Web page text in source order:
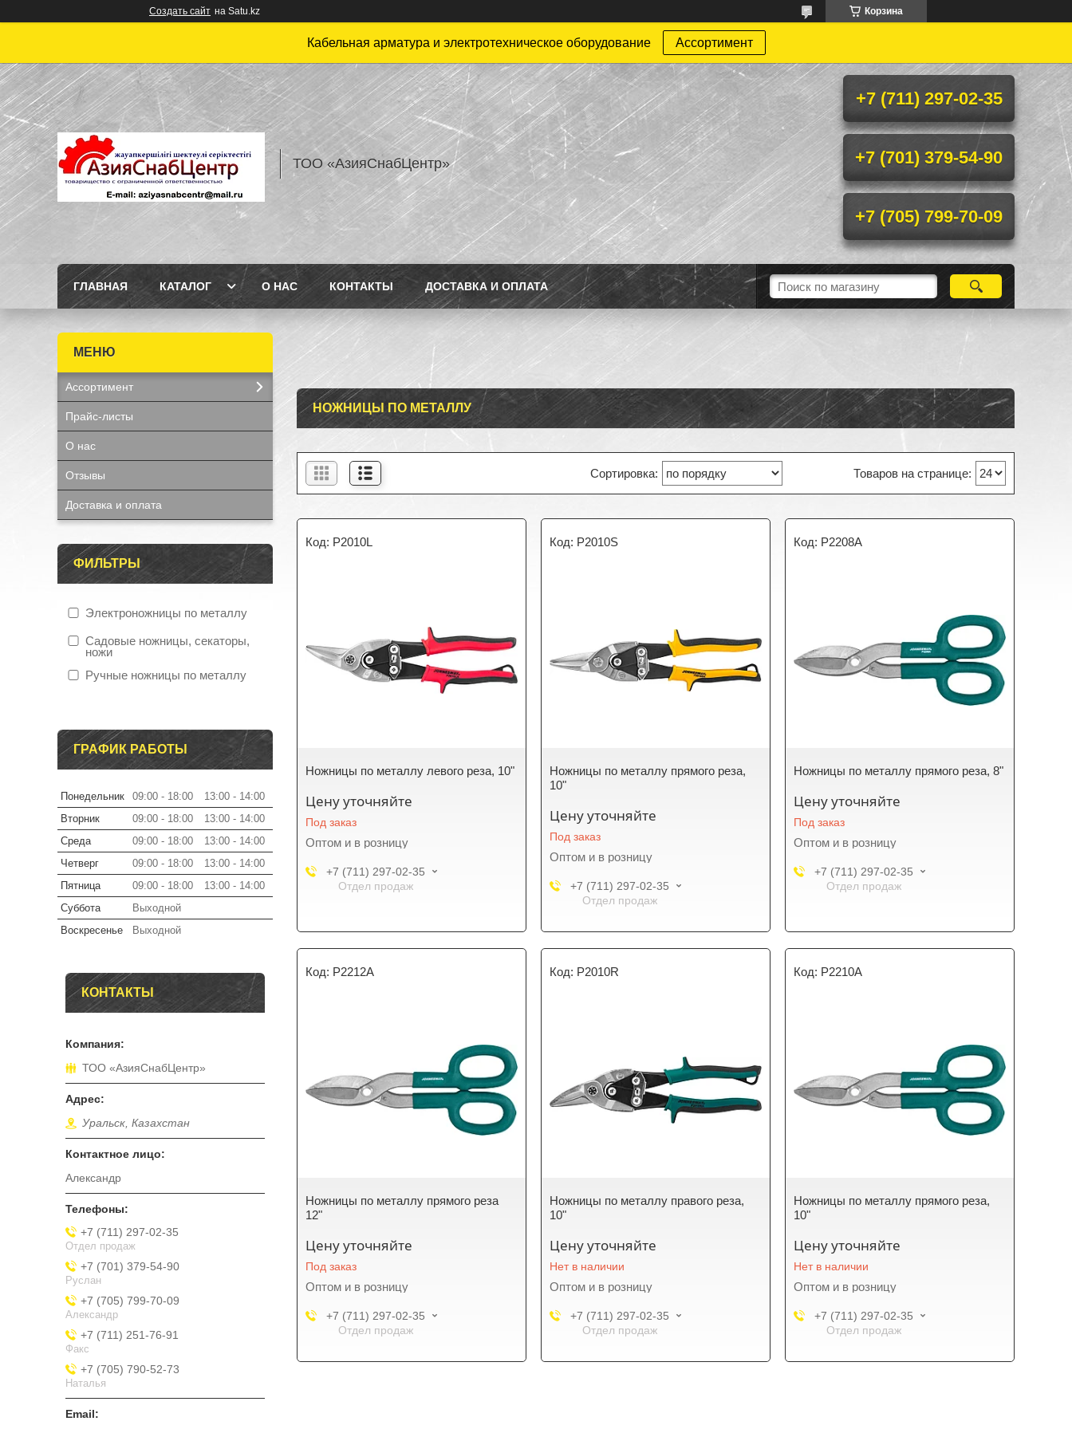
Создать сайт на Satu.kz Корзина
Кабельная арматура и электротехническое оборудование Ассортимент
ТОО «АзияСнабЦентр»
+7 (711) 297-02-35
+7 (701) 379-54-90
+7 (705) 799-70-09
ГЛАВНАЯ КАТАЛОГ О НАС КОНТАКТЫ ДОСТАВКА И ОПЛАТА
НОЖНИЦЫ ПО МЕТАЛЛУ
P2010L
Ножницы по металлу левого реза, 10"
Цену уточняйте
Под заказ
Оптом и в розницу
+7 (711) 297-02-35
Отдел продаж
P2010S
Ножницы по металлу прямого реза,
10"
Цену уточняйте
Под заказ
Оптом и в розницу
+7 (711) 297-02-35
Отдел продаж
P2208A
Ножницы по металлу прямого реза, 8"
Цену уточняйте
Под заказ
Оптом и в розницу
+7 (711) 297-02-35
Отдел продаж
P2212A
Ножницы по металлу прямого реза
12"
Цену уточняйте
Под заказ
Оптом и в розницу
+7 (711) 297-02-35
Отдел продаж
P2010R
Ножницы по металлу правого реза,
10"
Цену уточняйте
Нет в наличии
Оптом и в розницу
+7 (711) 297-02-35
Отдел продаж
P2210A
Ножницы по металлу прямого реза,
10"
Цену уточняйте
Нет в наличии
Оптом и в розницу
+7 (711) 297-02-35
Отдел продаж
Ассортимент
Прайс-листы
О нас
Отзывы
Доставка и оплата
ФИЛЬТРЫ
Электроножницы по металлу
Садовые ножницы, секаторы,
ножи
Ручные ножницы по металлу
ГРАФИК РАБОТЫ
Понедельник 09:00 18:00 13:00
14:00
Вторник
09:00 18:00 13:00
14:00
Среда
09:00 18:00 13:00
14:00
Четверг
09:00 18:00 13:00
14:00
Пятница
09:00 18:00 13:00
14:00
Суббота
Выходной
Воскресенье
Выходной
КОНТАКТЫ
ТОО «АзияСнабЦентр»
Уральск, Казахстан
Александр
+7 (711) 297-02-35
Отдел продаж
+7 (701) 379-54-90
Руслан
+7 (705) 799-70-09
Александр
+7 (711) 251-76-91
Факс
+7 (705) 790-52-73
Наталья